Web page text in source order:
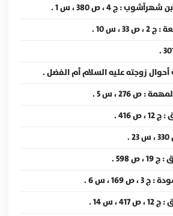
، س 10 .
زوجته عليه السلام أم الفضل .
416 .
.
ص 598 .
، س 14 .